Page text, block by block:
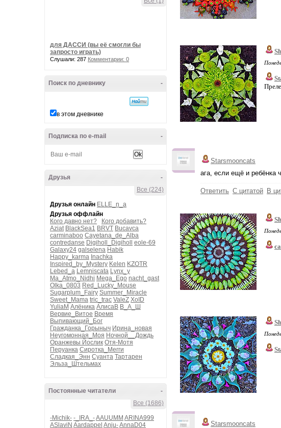
для ДАССИ (вы её смогли бы
запросто играть)
Слушали: 287 Комментарии: 0
-
Поиск по дневнику
в этом дневнике
-
Подписка по e-mail
-
Друзья
Все (224)
Друзья онлайн ELLE_n_a
Друзья оффлайн
Кого давно нет?
Кого добавить?
Aziat BlackSea1 BRVT Bucavca
carminaboo Cayetana_de_Alba
contredanse Digiholl_Digiholl
eole-69
Galaxy24 galselena Habik
Happy_karma Inachka
Inspired_by_Mystery Kelen KZOTR
Lebed_a Lemniscata Lynx_y
Ma_Atmo_Nidhi Mega_Ego nacht_gast
Olka_0803 Red_Lucky_Mouse
Sugarplum_Fairy Summer_Miracle
Sweet_Mama tric_trac ValeZ XoID
YuliaM Алёника АлисаВ В_А_Ш
Вервие_Витое Время
Выпивающий_Бог
Гражданка_Горыныч Ирина_новая
Неугомонная_Моя Ночной__Дождь
Оранжевы Йослик Отя-Мотя
Перуанка Сиротка_Мегги
Сладкая_Энн Суанта Тартарен
Эльза_Штельмах
-
Постоянные читатели
Все (1686)
-Michik- -_IRA_-AAUUMM ARINA999
ASlaviN Aardappel Anju-AnnaD04
Starsmooncats
ага, если ещё и ребёнка
Ответить С цитатой В
Starsmooncats